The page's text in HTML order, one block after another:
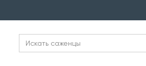
Search
for: